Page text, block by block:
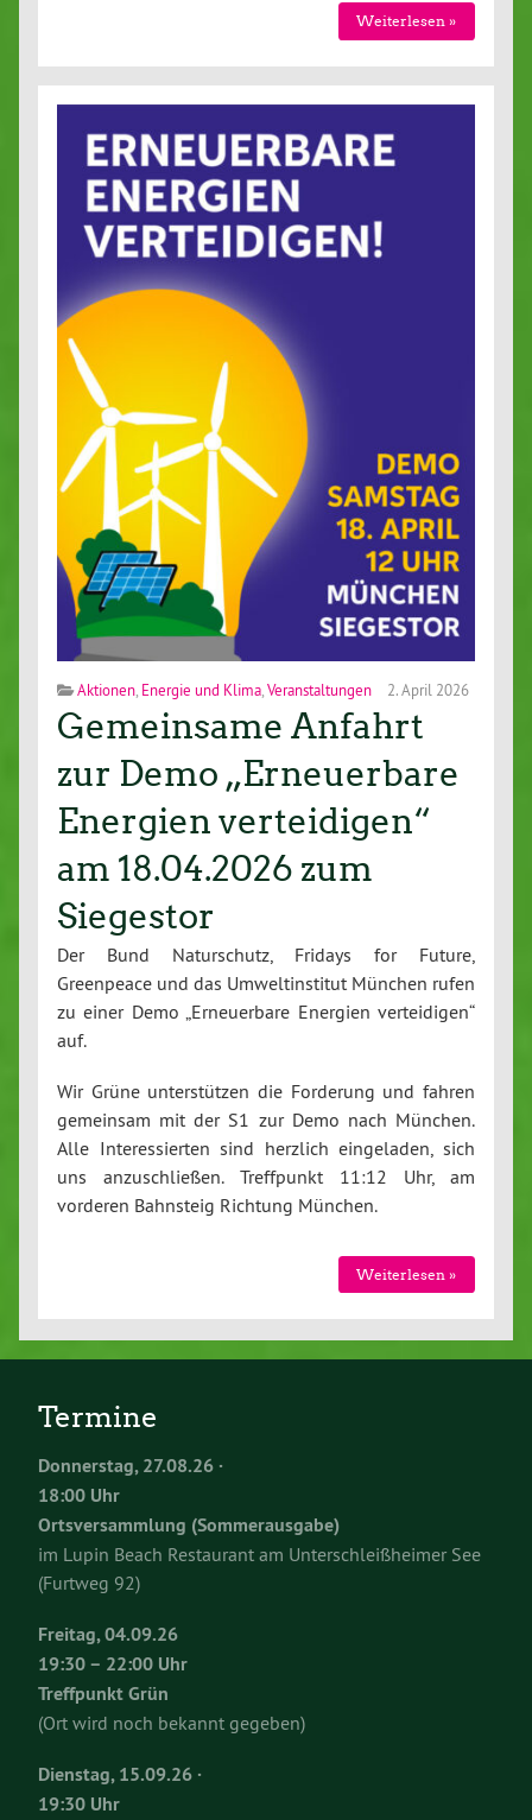
Weiterlesen »
Aktionen Energie und Klima Veranstaltungen 2. April 2026
Gemeinsame Anfahrt
zur Demo „Erneuerbare
Energien verteidigen“
am 18.04.2026 zum
Siegestor
Der Bund Naturschutz, Fridays for Future,
Greenpeace und das Umweltinstitut München rufen
zu einer Demo „Erneuerbare Energien verteidigen“
auf.
Wir Grüne unterstützen die Forderung und fahren
gemeinsam mit der S1 zur Demo nach München.
Alle Interessierten sind herzlich eingeladen, sich
uns anzuschließen. Treffpunkt 11:12 Uhr, am
vorderen Bahnsteig Richtung München.
Weiterlesen »
Termine
Donnerstag, 27.08.26 ·
18:00 Uhr
Ortsversammlung (Sommerausgabe)
im Lupin Beach Restaurant am Unterschleißheimer See
(Furtweg 92)
Freitag, 04.09.26
19:30 – 22:00 Uhr
Treffpunkt Grün
(Ort wird noch bekannt gegeben)
Dienstag, 15.09.26 ·
19:30 Uhr